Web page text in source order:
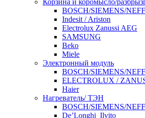
Корзина и коромысло/
BOSCH/SIEMENS/NEFF
Indesit / Ariston
Electrolux Zanussi AEG
SAMSUNG
Beko
Miele
Электронный модуль
BOSCH/SIEMENS/NEFF
ELECTROLUX /
Haier
Нагреватель/ ТЭН
BOSCH/SIEMENS/NEFF
De’Longhi_Ilvito